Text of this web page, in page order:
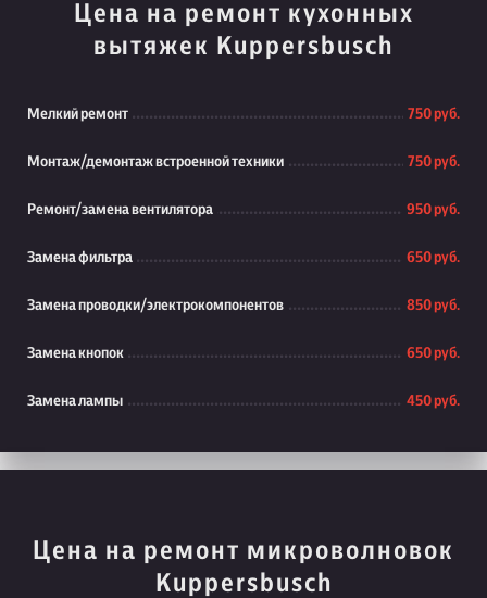
Цена на ремонт кухонных
вытяжек Kuppersbusch
Мелкий ремонт 750 руб.
Монтаж/демонтаж встроенной техники 750 руб.
Ремонт/замена вентилятора 950 руб.
Замена фильтра 650 руб.
Замена проводки/электрокомпонентов 850 руб.
Замена кнопок 650 руб.
Замена лампы 450 руб.
Цена на ремонт микроволновок
Kuppersbusch